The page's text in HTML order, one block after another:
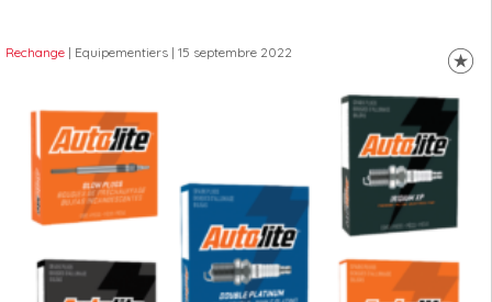
Rechange | Equipementiers | 15 septembre 2022